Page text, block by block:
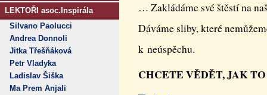
LEKTOŘI asoc.Inspirála
Silvano Paolucci
Andrea Donnoli
Jitka Třešňáková
Petr Vladyka
Ladislav Šiška
Ma Prem Anjali
… Zakládáme své štěstí na
Dáváme sliby, které
k neúspěchu.
CHCETE VĚDĚT, JAK